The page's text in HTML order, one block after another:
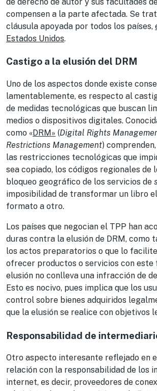
compensen a la parte afectada. Se
cláusula apoyada por todos los países,
Estados Unidos.
Castigo a la elusión del DRM
Uno de los aspectos donde existe
lamentablemente, es respecto al
de medidas tecnológicas que buscan
medios o dispositivos digitales.
como «DRM» (Digital Rights
Restrictions Management)
las restricciones tecnológicas que
sea copiado, los códigos regionales de
bloqueo geográfico de los servicios de
imposibilidad de transformar un libro
formato a otro.
Los países que negocian el TPP han
duras contra la elusión de DRM, como
los actos preparatorios o que lo
ofrecer productos o servicios con este
elusión no conlleva una infracción de
Esto es nocivo, pues implica que los
control sobre bienes adquiridos
que la elusión se realice con objetivos
Responsabilidad de
Otro aspecto interesante reflejado en
relación con la responsabilidad de los
internet, es decir, proveedores de